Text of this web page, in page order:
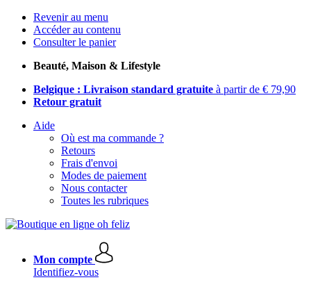
Revenir au menu
Accéder au contenu
Consulter le panier
Beauté, Maison & Lifestyle
Belgique : Livraison standard gratuite à partir de € 79,90
Retour gratuit
Aide
Où est ma commande ?
Retours
Frais d'envoi
Modes de paiement
Nous contacter
Toutes les rubriques
Mon compte
Identifiez-vous